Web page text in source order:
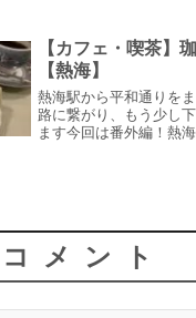
年だそうです。とは...
【カフェ・喫茶】
【熱海】
熱海駅から平和通りを
路に繋がり、もう少し
ます今回は番外編！熱
コメント